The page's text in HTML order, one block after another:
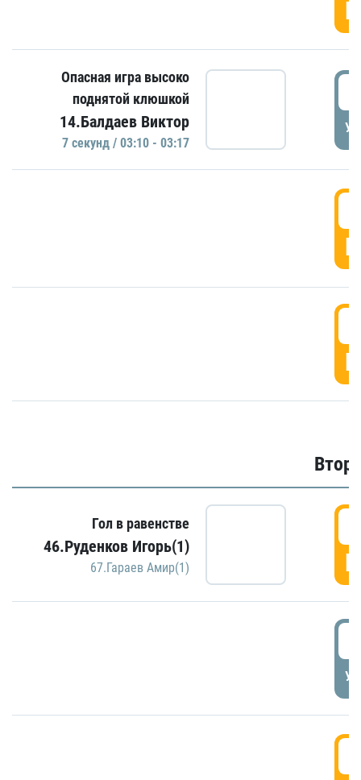
Опасная игра высоко
поднятой клюшкой
14.Балдаев Виктор
7 секунд / 03:10 - 03:17
Гол в равенстве
46.Руденков Игорь(1)
67.Гараев Амир(1)